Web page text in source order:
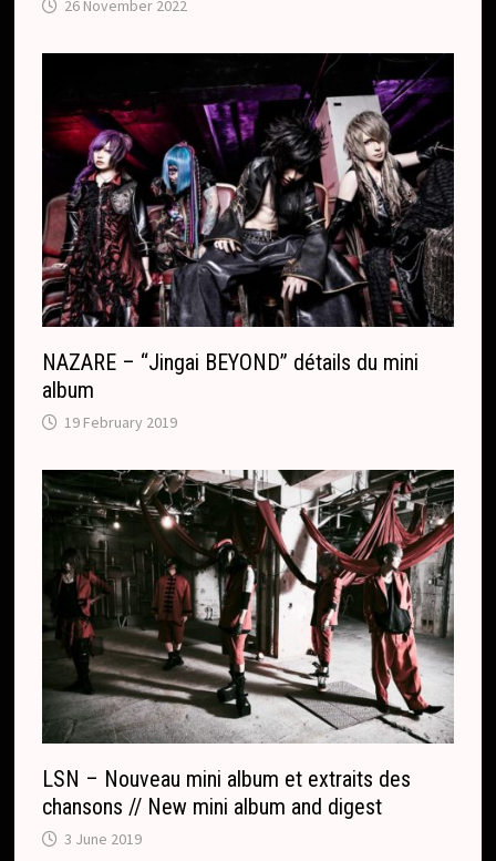
26 November 2022
NAZARE – “Jingai BEYOND” détails du mini
album
19 February 2019
LSN – Nouveau mini album et extraits des
chansons // New mini album and digest
3 June 2019